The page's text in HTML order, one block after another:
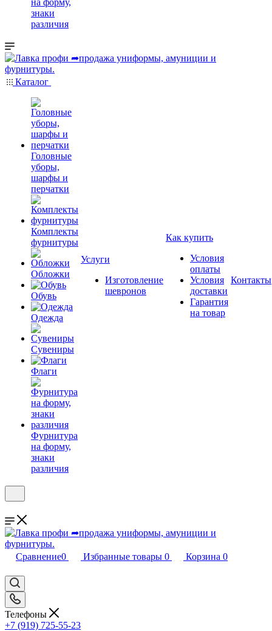
на форму,
знаки
различия
Каталог
Головные
уборы,
шарфы и
перчатки
Комплекты
фурнитуры
Обложки
Обувь
Одежда
Сувениры
Флаги
Фурнитура
на форму,
знаки
различия
Услуги
Изготовление
шевронов
Как купить
Условия
оплаты
Условия
доставки
Гарантия
на товар
Контакты
Сравнение0 Избранные товары 0 Корзина 0
Телефоны
+7 (919) 725-55-23